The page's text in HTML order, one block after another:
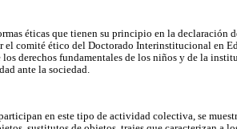
éticas que tienen su principio en la declaración
comité ético del Doctorado Interinstitucional en
derechos fundamentales de los niños y de la
ante la sociedad.
en este tipo de actividad colectiva, se